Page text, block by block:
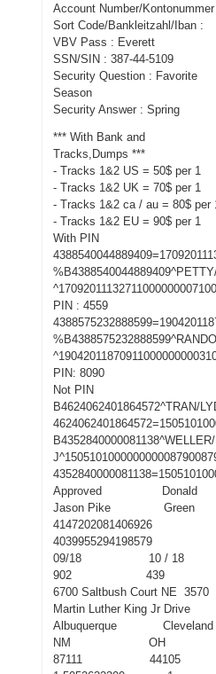
Account Number/
Sort Code/Bankleitzahl/Iban :
VBV Pass : Everett
SSN/SIN : 387-44-5109
Security Question : Favorite
Season
Security Answer : Spring
*** With Bank and
Tracks,Dumps ***
- Tracks 1&2 US = 50$ per 1
- Tracks 1&2 UK = 70$ per 1
- Tracks 1&2 ca / au = 80$ per
- Tracks 1&2 EU = 90$ per 1
With PIN
PIN : 4559
PIN: 8090
Not PIN
B4624062401864572^TRAN/
Approved Donald
Jason Pike Green
4147202081406926
4039955294198579
09/18 10 / 18
902 439
6700 Saltbush Court NE 3570
Martin Luther King Jr Drive
Albuquerque Cleveland
NM OH
87111 44105